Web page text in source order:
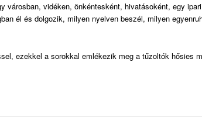
városban, vidéken, önkéntesként, hivatásoként, egy
él és dolgozik, milyen nyelven beszél, milyen
ezekkel a sorokkal emlékezik meg a tűzoltók hősies